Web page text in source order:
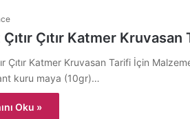
Çıtır Katmer Kruvasan
Çıtır Katmer Kruvasan Tarifi İçin
kuru maya (10gr)…
Oku »